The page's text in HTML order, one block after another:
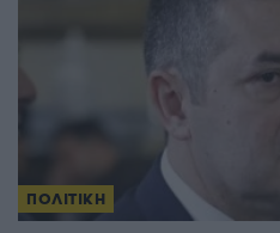
ΠΟΛΙΤΙΚΗ